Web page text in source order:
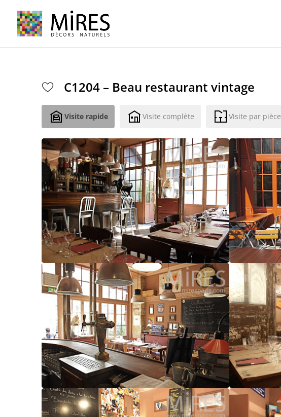
C1204 – Beau restaurant vintage
Visite rapide Visite complète Visite par pièce